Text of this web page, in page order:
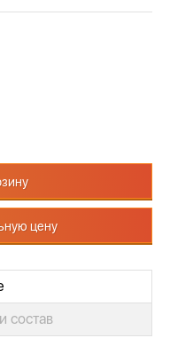
цену
состав